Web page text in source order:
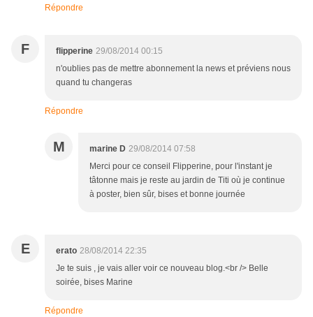
Répondre
F flipperine 29/08/2014 00:15
n'oublies pas de mettre abonnement la news et préviens nous
quand tu changeras
Répondre
M marine D 29/08/2014 07:58
Merci pour ce conseil Flipperine, pour l'instant je
tâtonne mais je reste au jardin de Titi où je continue
à poster, bien sûr, bises et bonne journée
E erato 28/08/2014 22:35
Je te suis , je vais aller voir ce nouveau blog.<br /> Belle
soirée, bises Marine
Répondre